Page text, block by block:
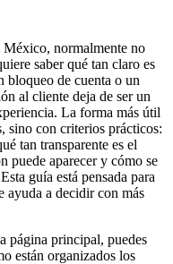
México, normalmente no
saber qué tan claro es
bloqueo de cuenta o un
al cliente deja de ser un
La forma más útil
sino con criterios prácticos:
tan transparente es el
puede aparecer y cómo se
guía está pensada para
ayuda a decidir con más
página principal, puedes
están organizados los